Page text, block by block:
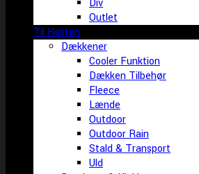
Div
Outlet
Til Hesten
Dækkener
Cooler Funktion
Dækken Tilbehør
Fleece
Lænde
Outdoor
Outdoor Rain
Stald & Transport
Uld